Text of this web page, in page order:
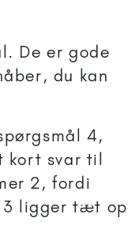
De er gode
du kan
4,
svar til
2, fordi
3 ligger tæt op